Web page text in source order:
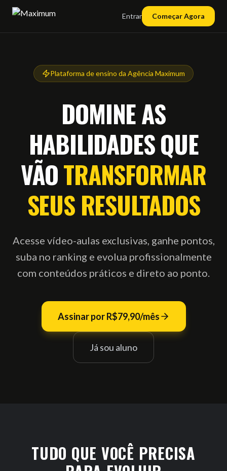
Entrar Começar Agora
Plataforma de ensino da Agência Maximum
DOMINE AS
HABILIDADES QUE
VÃOTRANSFORMAR
SEUS RESULTADOS
Acesse vídeo-aulas exclusivas, ganhe pontos,
suba no ranking e evolua profissionalmente
com conteúdos práticos e direto ao ponto.
Assinar por R$79,90/mês
Já sou aluno
TUDO QUE VOCÊ PRECISA